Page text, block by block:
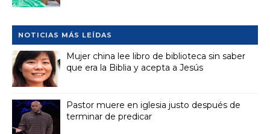
NOTICIAS MÁS LEÍDAS
Mujer china lee libro de biblioteca sin saber
que era la Biblia y acepta a Jesús
Pastor muere en iglesia justo después de
terminar de predicar